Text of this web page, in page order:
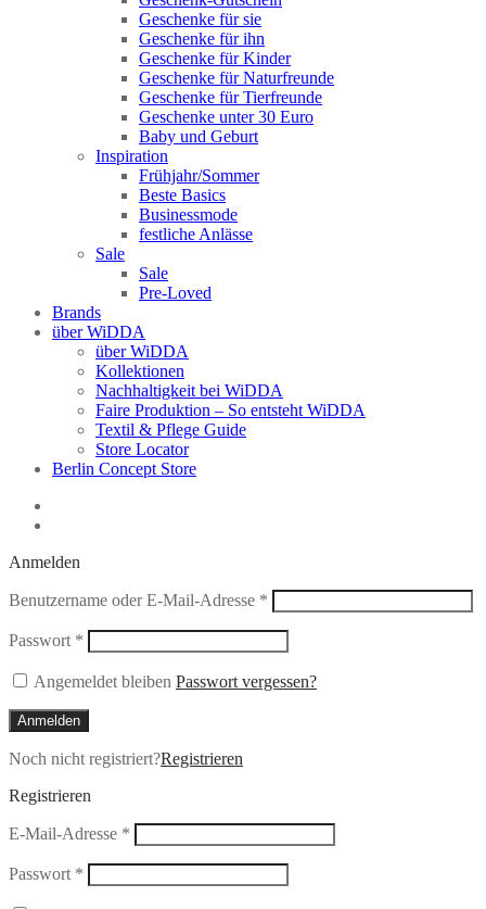
Geschenke für sie
Geschenke für ihn
Geschenke für Kinder
Geschenke für Naturfreunde
Geschenke für Tierfreunde
Geschenke unter 30 Euro
Baby und Geburt
Inspiration
Frühjahr/Sommer
Beste Basics
Businessmode
festliche Anlässe
Sale
Sale
Pre-Loved
Brands
über WiDDA
über WiDDA
Kollektionen
Nachhaltigkeit bei WiDDA
Faire Produktion – So entsteht WiDDA
Textil & Pflege Guide
Store Locator
Berlin Concept Store
Anmelden
Benutzername oder E-Mail-Adresse * Erforderlich
Passwort * Erforderlich
Angemeldet bleiben Passwort vergessen?
Anmelden
Noch nicht registriert?Registrieren
Registrieren
E-Mail-Adresse * Erforderlich
Passwort * Erforderlich